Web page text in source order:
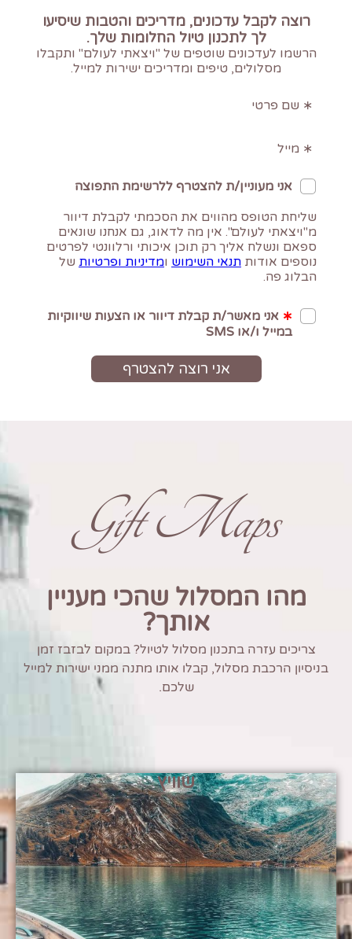
Gift Maps
מהו המסלול שהכי מעניין
אותך?
צריכים עזרה בתכנון מסלול לטיול? במקום לבזבז זמן
בניסיון הרכבת מסלול, קבלו אותו מתנה ממני ישירות למייל
שלכם.
שוויץ